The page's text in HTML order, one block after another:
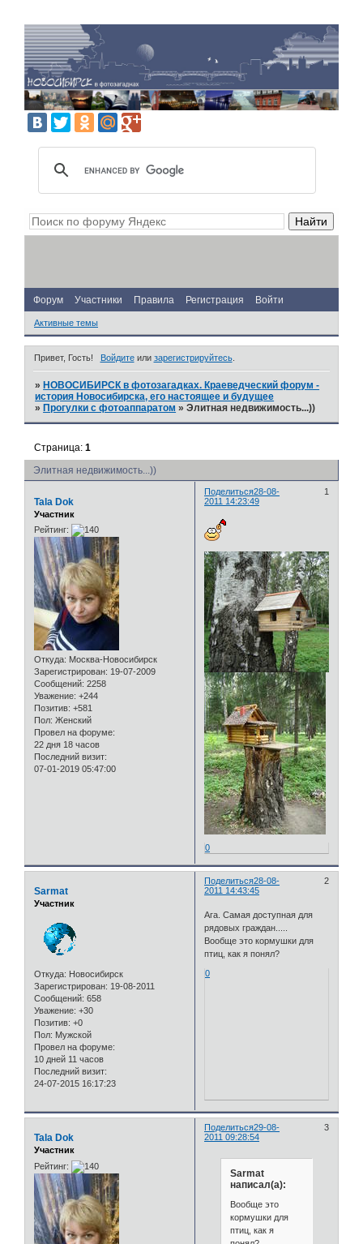
Форум Участники Правила Регистрация Войти
Активные темы
Привет, Гость! Войдитеили зарегистрируйтесь.
» НОВОСИБИРСК в фотозагадках. Краеведческий форум -
история Новосибирска, его настоящее и будущее
» Прогулки с фотоаппаратом »Элитная недвижимость...))
Элитная недвижимость...))
Страница:1
Поделиться 1
28-08-
2011 14:23:49
Tala Dok
Участник
Рейтинг:
Откуда: Москва-Новосибирск
Зарегистрирован: 19-07-2009
Сообщений: 2258
Уважение: +244
Позитив: +581
Пол: Женский
Провел на форуме:
22 дня 18 часов
Последний визит:
07-01-2019 05:47:00
0
Поделиться 2
28-08-
2011 14:43:45
Sarmat
Участник
Откуда: Новосибирск
Зарегистрирован: 19-08-2011
Сообщений: 658
Уважение: +30
Позитив: +0
Пол: Мужской
Провел на форуме:
10 дней 11 часов
Последний визит:
24-07-2015 16:17:23
Ага. Самая доступная для
рядовых граждан.....
Вообще это кормушки для
птиц, как я понял?
0
Поделиться 3
29-08-
2011 09:28:54
Tala Dok
Участник
Рейтинг:
Sarmat
написал(а):
Вообще это
кормушки для
птиц, как я